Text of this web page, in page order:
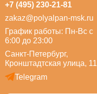
+7 (495) 230-21-81
zakaz@polyalpan-msk.ru
График работы: Пн-Вс с
6:00 до 23:00
Санкт-Петербург,
Кронштадтская улица, 11
Telegram